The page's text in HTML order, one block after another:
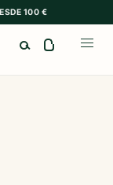
100 €